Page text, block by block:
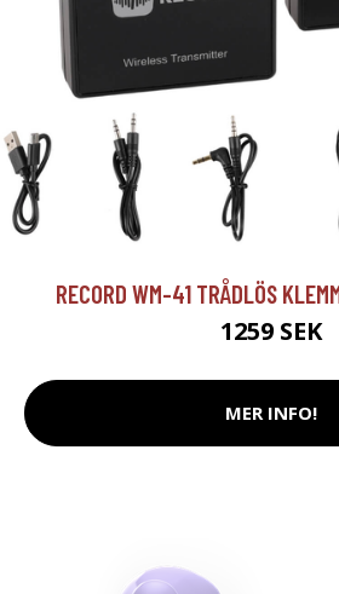
RECORD WM-41 TRÅDLÖS
1259 SEK
MER INFO!